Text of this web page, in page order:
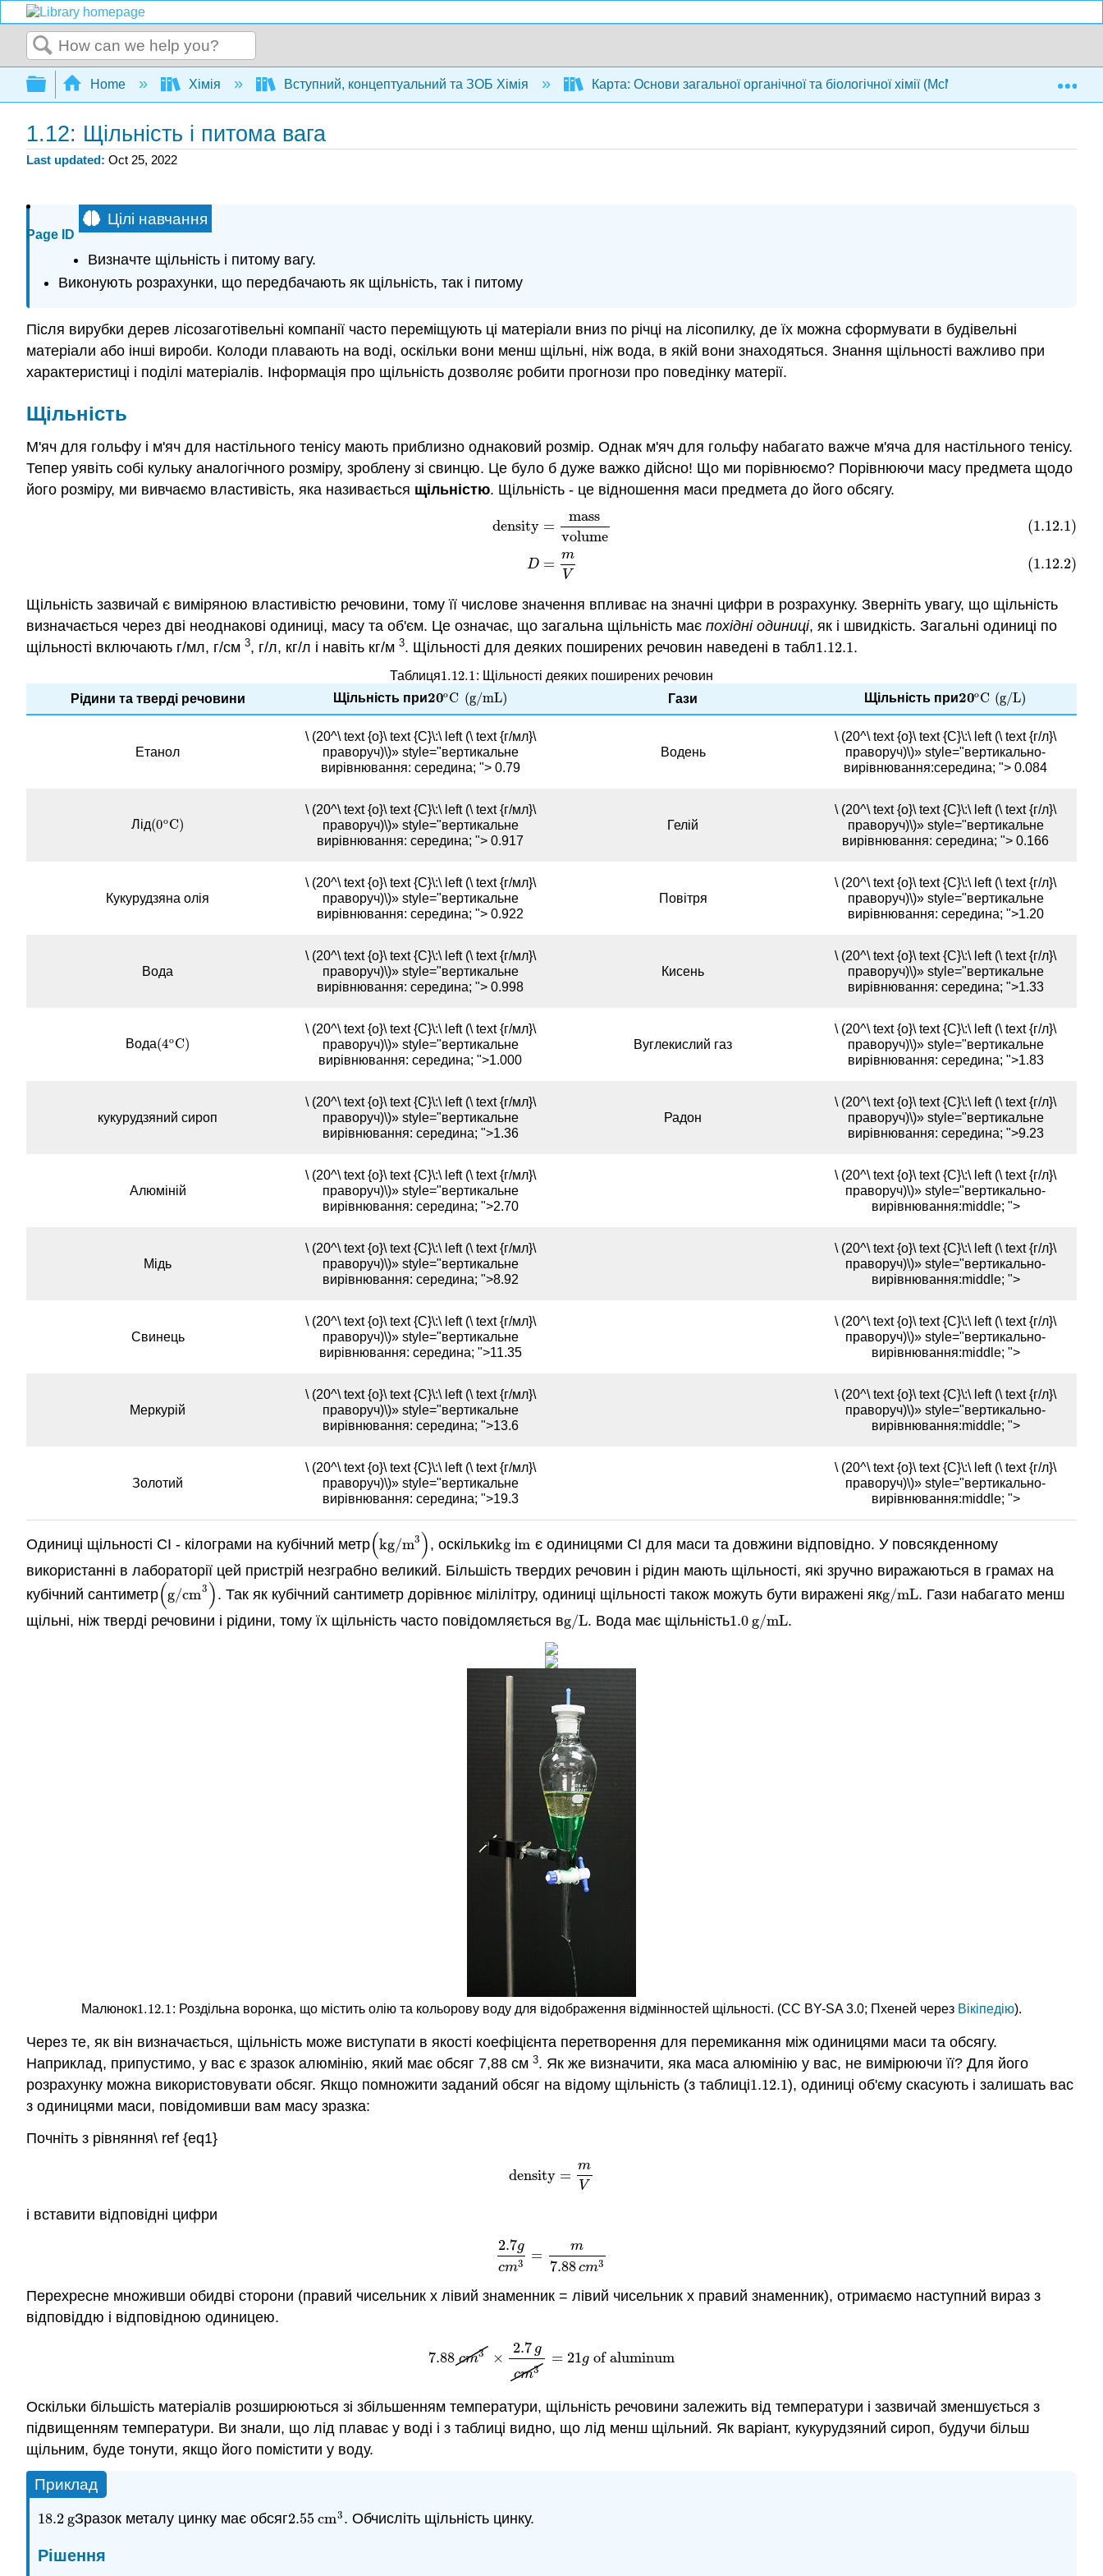
Search
Expand/collapse global hierarchy
Home Хімія Вступний, концептуальний та ЗОБ Хімія Карта: Основи загальної органічної та біологічної хімії (McMurry et al.) 1:
1.12: Щільність і питома вага
Last updated Oct 25, 2022
Page ID
Цілі навчання
Визначте щільність і питому вагу.
Виконують розрахунки, що передбачають як щільність, так і питому
Після вирубки дерев лісозаготівельні компанії часто переміщують ці матеріали вниз по річці на лісопилку, де їх можна сформувати в будівельні
матеріали або інші вироби. Колоди плавають на воді, оскільки вони менш щільні, ніж вода, в якій вони знаходяться. Знання щільності важливо при
характеристиці і поділі матеріалів. Інформація про щільність дозволяє робити прогнози про поведінку матерії.
Щільність
М'яч для гольфу і м'яч для настільного тенісу мають приблизно однаковий розмір. Однак м'яч для гольфу набагато важче м'яча для настільного тенісу.
Тепер уявіть собі кульку аналогічного розміру, зроблену зі свинцю. Це було б дуже важко дійсно! Що ми порівнюємо? Порівнюючи масу предмета щодо
його розміру, ми вивчаємо властивість, яка називається щільністю. Щільність - це відношення маси предмета до його обсягу.
density
D
=
mass
volume
=
m
V
(1.12.1)
(1.12.2)
density=massvolume
Щільність зазвичай є виміряною властивістю речовини, тому її числове значення впливає на значні цифри в розрахунку. Зверніть увагу, що щільність
визначається через дві неоднакові одиниці, масу та об'єм. Це означає, що загальна щільність має похідні одиниці, як і швидкість. Загальні одиниці по
щільності включають г/мл, г/см 3, г/л, кг/л і навіть кг/м 3. Щільності для деяких поширених речовин наведені в табл1.12.1
1.12.1.
Таблиця1.12.1
1.12.1: Щільності деяких поширених речовин
Рідини та тверді речовини
Щільність при20oC (g/mL)
20oC g/mL) Гази Щільність при20oC (g/L)
20oC g/L)
Етанол
\ (20^\ text {o}\ text {C}\:\ left (\ text {г/мл}\
праворуч)\)» style="вертикальне
вирівнювання: середина; "> 0.79
Водень
\ (20^\ text {o}\ text {C}\:\ left (\ text {г/л}\
праворуч)\)» style="вертикально-
вирівнювання:середина; "> 0.084
Лід(0oC)
(0oC)
\ (20^\ text {o}\ text {C}\:\ left (\ text {г/мл}\
праворуч)\)» style="вертикальне
вирівнювання: середина; "> 0.917
Гелій
\ (20^\ text {o}\ text {C}\:\ left (\ text {г/л}\
праворуч)\)» style="вертикальне
вирівнювання: середина; "> 0.166
Кукурудзяна олія
\ (20^\ text {o}\ text {C}\:\ left (\ text {г/мл}\
праворуч)\)» style="вертикальне
вирівнювання: середина; "> 0.922
Повітря
\ (20^\ text {o}\ text {C}\:\ left (\ text {г/л}\
праворуч)\)» style="вертикальне
вирівнювання: середина; ">1.20
Вода
\ (20^\ text {o}\ text {C}\:\ left (\ text {г/мл}\
праворуч)\)» style="вертикальне
вирівнювання: середина; "> 0.998
Кисень
\ (20^\ text {o}\ text {C}\:\ left (\ text {г/л}\
праворуч)\)» style="вертикальне
вирівнювання: середина; ">1.33
Вода(4oC)
(4oC)
\ (20^\ text {o}\ text {C}\:\ left (\ text {г/мл}\
праворуч)\)» style="вертикальне
вирівнювання: середина; ">1.000
Вуглекислий газ
\ (20^\ text {o}\ text {C}\:\ left (\ text {г/л}\
праворуч)\)» style="вертикальне
вирівнювання: середина; ">1.83
кукурудзяний сироп
\ (20^\ text {o}\ text {C}\:\ left (\ text {г/мл}\
праворуч)\)» style="вертикальне
вирівнювання: середина; ">1.36
Радон
\ (20^\ text {o}\ text {C}\:\ left (\ text {г/л}\
праворуч)\)» style="вертикальне
вирівнювання: середина; ">9.23
Алюміній
\ (20^\ text {o}\ text {C}\:\ left (\ text {г/мл}\
праворуч)\)» style="вертикальне
вирівнювання: середина; ">2.70
\ (20^\ text {o}\ text {C}\:\ left (\ text {г/л}\
праворуч)\)» style="вертикально-
вирівнювання:middle; ">
Мідь
\ (20^\ text {o}\ text {C}\:\ left (\ text {г/мл}\
праворуч)\)» style="вертикальне
вирівнювання: середина; ">8.92
\ (20^\ text {o}\ text {C}\:\ left (\ text {г/л}\
праворуч)\)» style="вертикально-
вирівнювання:middle; ">
Свинець
\ (20^\ text {o}\ text {C}\:\ left (\ text {г/мл}\
праворуч)\)» style="вертикальне
вирівнювання: середина; ">11.35
\ (20^\ text {o}\ text {C}\:\ left (\ text {г/л}\
праворуч)\)» style="вертикально-
вирівнювання:middle; ">
Меркурій
\ (20^\ text {o}\ text {C}\:\ left (\ text {г/мл}\
праворуч)\)» style="вертикальне
вирівнювання: середина; ">13.6
\ (20^\ text {o}\ text {C}\:\ left (\ text {г/л}\
праворуч)\)» style="вертикально-
вирівнювання:middle; ">
Золотий
\ (20^\ text {o}\ text {C}\:\ left (\ text {г/мл}\
праворуч)\)» style="вертикальне
вирівнювання: середина; ">19.3
\ (20^\ text {o}\ text {C}\:\ left (\ text {г/л}\
праворуч)\)» style="вертикально-
вирівнювання:middle; ">
Одиниці щільності СІ - кілограми на кубічний метр(kg/m3 )
( kg/m3) , оскількиkg
kg іm
m є одиницями СІ для маси та довжини відповідно. У повсякденному
використанні в лабораторії цей пристрій незграбно великий. Більшість твердих речовин і рідин мають щільності, які зручно виражаються в грамах на
кубічний сантиметр(g/cm3 )
( g/cm3) . Так як кубічний сантиметр дорівнює мілілітру, одиниці щільності також можуть бути виражені якg/mL
g/mL . Гази набагато менш
щільні, ніж тверді речовини і рідини, тому їх щільність часто повідомляється вg/L
g/L. Вода має щільність1.0 g/mL
1.0 g/mL .
Малюнок1.12.1
1.12.1: Роздільна воронка, що містить олію та кольорову воду для відображення відмінностей щільності. (CC BY-SA 3.0; Пхеней через Вікіпедію).
Через те, як він визначається, щільність може виступати в якості коефіцієнта перетворення для перемикання між одиницями маси та обсягу.
Наприклад, припустимо, у вас є зразок алюмінію, який має обсяг 7,88 см 3. Як же визначити, яка маса алюмінію у вас, не вимірюючи її? Для його
розрахунку можна використовувати обсяг. Якщо помножити заданий обсяг на відому щільність (з таблиці1.12.1
1.12.1), одиниці об'єму скасують і залишать вас
з одиницями маси, повідомивши вам масу зразка:
Почніть з рівняння\ ref {eq1}
density =
m
V
density =mV
і вставити відповідні цифри
2.7g
cm3 =
m
7.88cm3
2.7gc m 3=m7.88c
Перехресне множивши обидві сторони (правий чисельник х лівий знаменник = лівий чисельник х правий знаменник), отримаємо наступний вираз з
відповіддю і відповідною одиницею.
7.88 cm3 ×
2.7 g
cm3
= 21gof aluminum
7.88cm3 ×2.7gcm 3= 21gof aluminum
Оскільки більшість матеріалів розширюються зі збільшенням температури, щільність речовини залежить від температури і зазвичай зменшується з
підвищенням температури. Ви знали, що лід плаває у воді і з таблиці видно, що лід менш щільний. Як варіант, кукурудзяний сироп, будучи більш
щільним, буде тонути, якщо його помістити у воду.
Приклад
1.12.
1
1.12.
1
18.2g
18.2 gЗразок металу цинку має обсяг2.55 cm3
2.55 cm3. Обчисліть щільність цинку.
Рішення